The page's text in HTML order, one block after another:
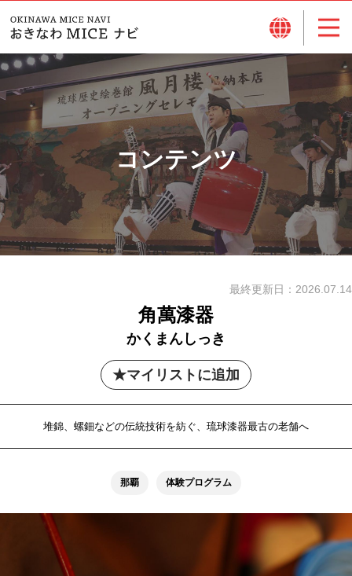
コンテンツ
最終更新日： 2026.07.14
角萬漆器
かくまんしっき
マイリストに追加
堆錦、螺鈿などの伝統技術を紡ぐ、琉球漆器最古の老舗へ
那覇 体験プログラム